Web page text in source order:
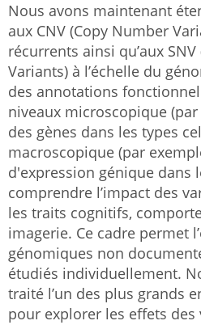
Nous avons maintenant
aux CNV (Copy Number
récurrents ainsi qu’aux
Variants) à l’échelle du
des annotations
niveaux microscopique
des gènes dans les types
macroscopique (par
d'expression génique dans
comprendre l’impact des
les traits cognitifs,
imagerie. Ce cadre permet
génomiques non
étudiés individuellement.
traité l’un des plus grands
pour explorer les effets